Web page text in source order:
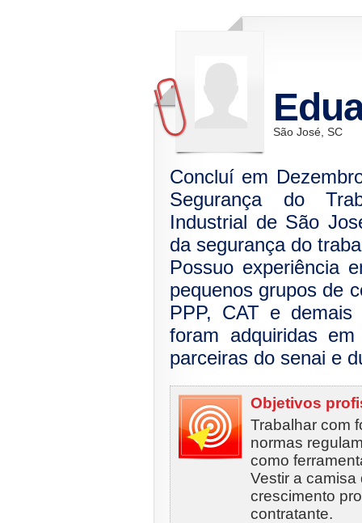
São José, SC
Concluí em
Segurança do
Industrial de São
da segurança do
Possuo experiência
pequenos grupos de
PPP, CAT e
foram adquiridas
parceiras do senai e
Objetivos
Trabalhar com
normas
como
Vestir a
crescimento
contratante.